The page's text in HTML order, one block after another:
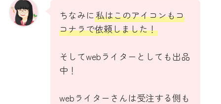
ちなみに私はこのアイコンもコ
コナラで依頼しました！
そしてwebライターとしても出品
中！
webライターさんは受注する側も